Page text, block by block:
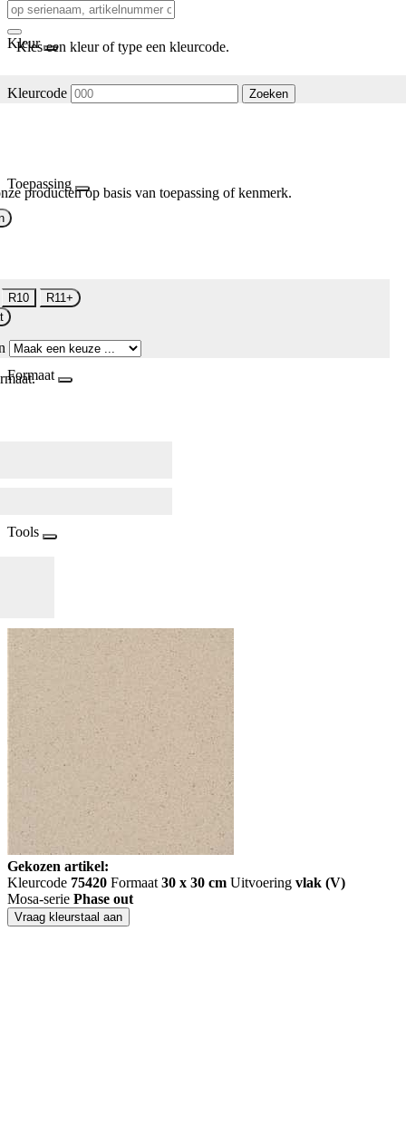
Kleur
Kies een kleur of type een kleurcode.
Kleurcode Zoeken
Toepassing
producten op basis van toepassing of kenmerk.
R10
R11+
Formaat
Tools
Gekozen artikel:
Kleurcode 75420 Formaat 30 x 30 cm Uitvoering vlak (V)
Mosa-serie Phase out
Vraag kleurstaal aan